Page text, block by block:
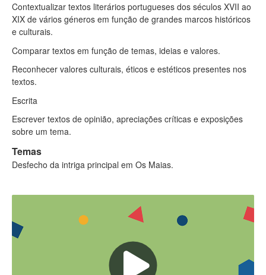
Contextualizar textos literários portugueses dos séculos XVII ao
XIX de vários géneros em função de grandes marcos históricos
e culturais.
Comparar textos em função de temas, ideias e valores.
Reconhecer valores culturais, éticos e estéticos presentes nos
textos.
Escrita
Escrever textos de opinião, apreciações críticas e exposições
sobre um tema.
Temas
Desfecho da intriga principal em Os Maias.